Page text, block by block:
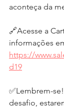
aconteça da
🔗Acesse a
informações
https://
d19
✅Lembrem-
desafio,